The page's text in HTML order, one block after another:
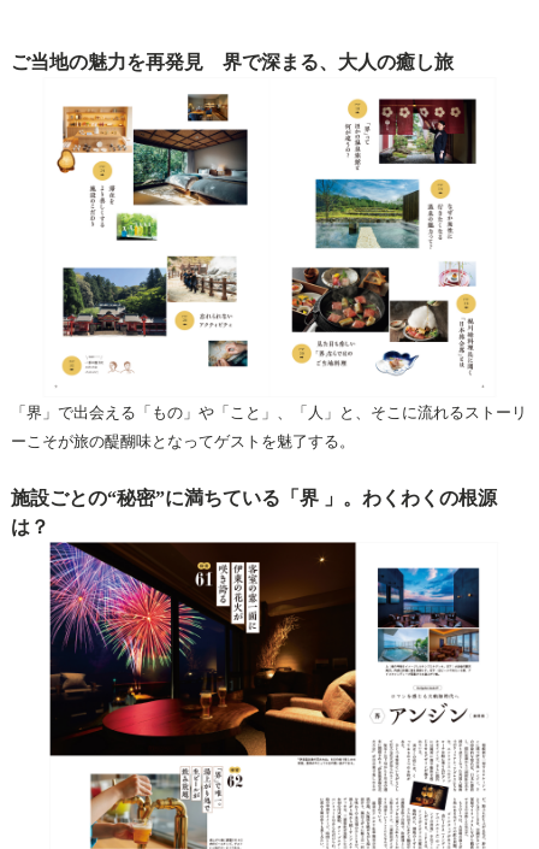
ご当地の魅力を再発見 界で深まる、大人の癒し旅
「界」で出会える「もの」や「こと」、「人」と、そこに流れるストーリ
ーこそが旅の醍醐味となってゲストを魅了する。
施設ごとの“秘密”に満ちている「界 」。わくわくの根源
は？